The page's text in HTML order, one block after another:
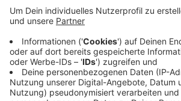
Nachfrage. Sie hofft, dass sich im
noch Zeugen melden.
Veröffentlicht:Donnerstag, 09.04.2026
Anzeige